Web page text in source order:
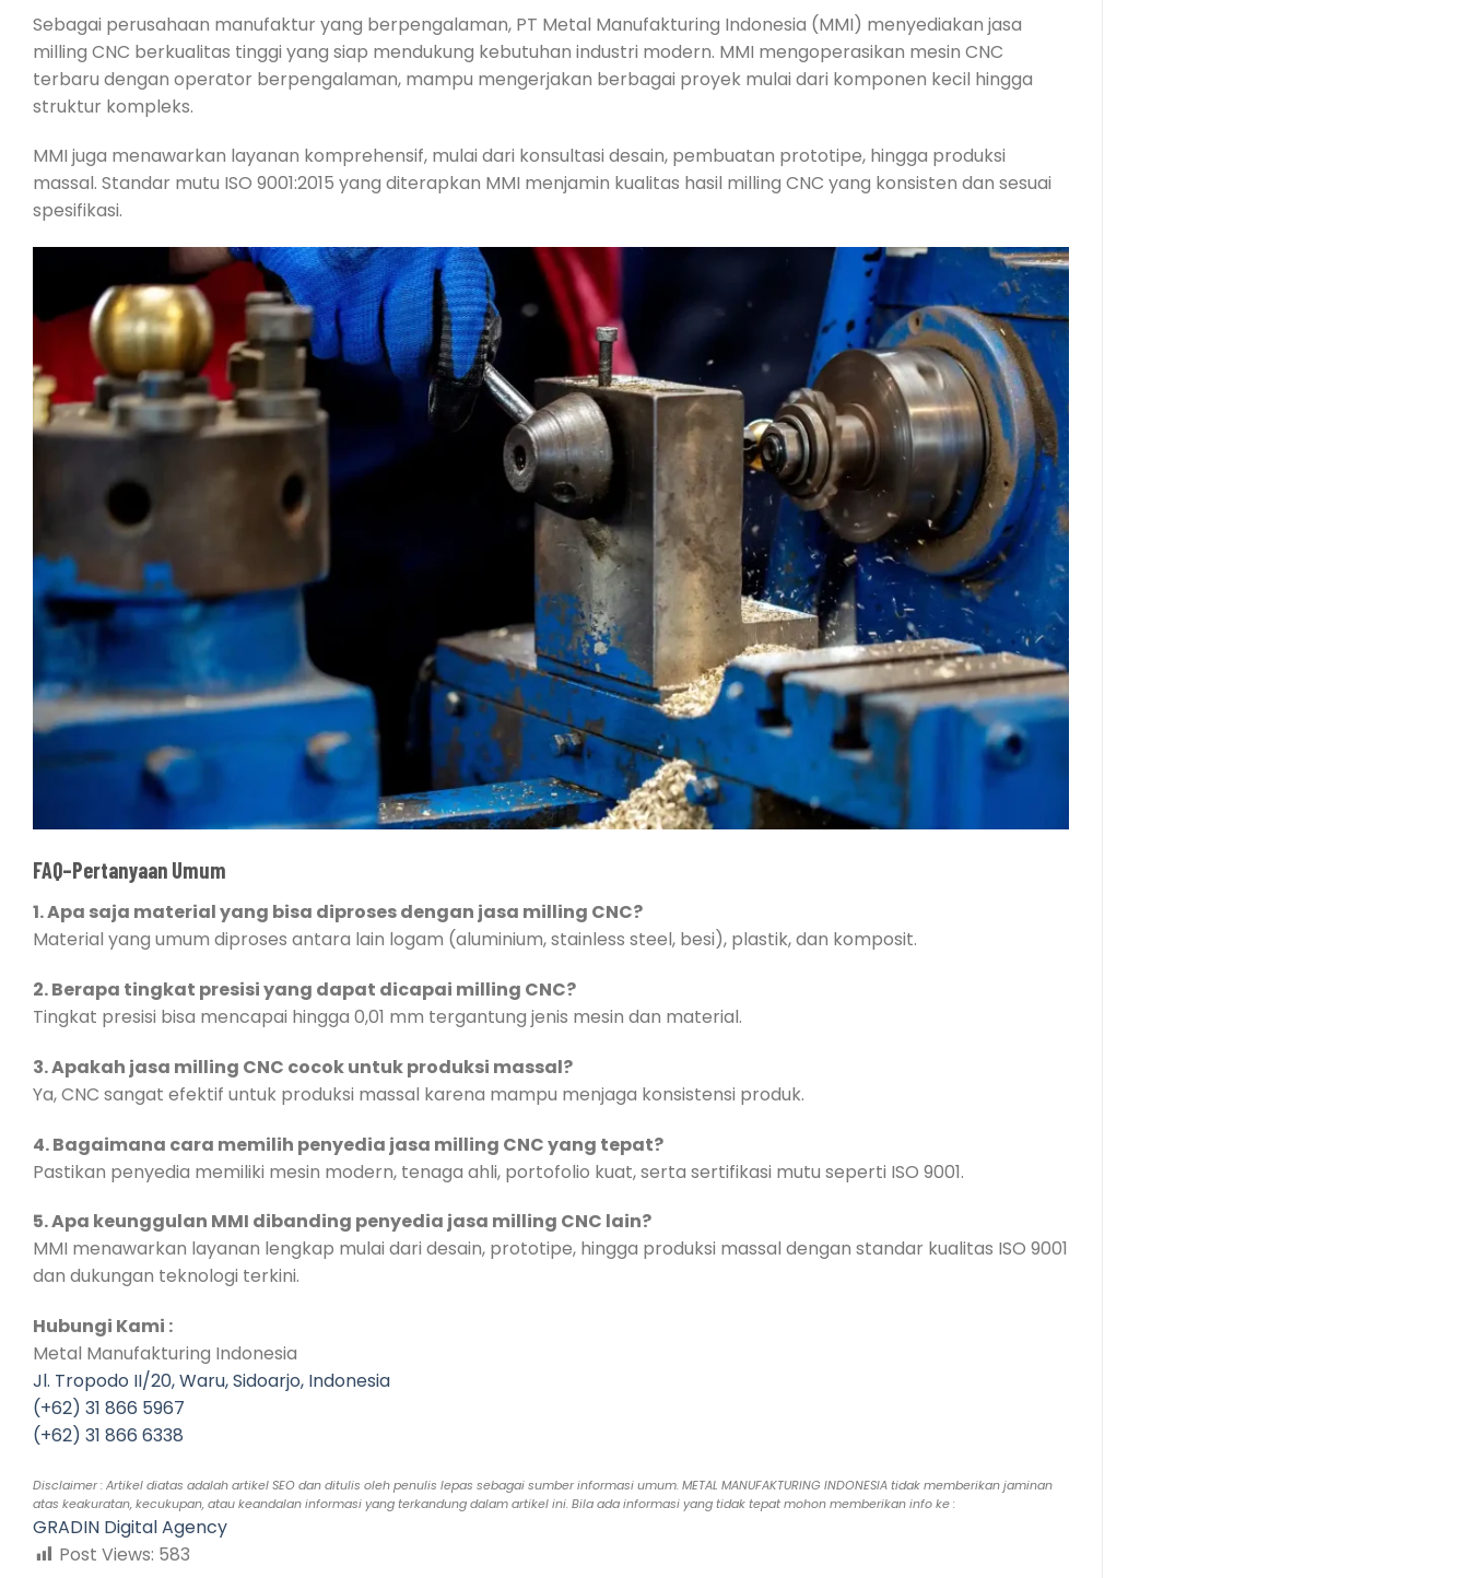
Sebagai perusahaan manufaktur yang berpengalaman, PT Metal Manufakturing Indonesia (MMI) menyediakan jasa
milling CNC berkualitas tinggi yang siap mendukung kebutuhan industri modern. MMI mengoperasikan mesin CNC
terbaru dengan operator berpengalaman, mampu mengerjakan berbagai proyek mulai dari komponen kecil hingga
struktur kompleks.
MMI juga menawarkan layanan komprehensif, mulai dari konsultasi desain, pembuatan prototipe, hingga produksi
massal. Standar mutu ISO 9001:2015 yang diterapkan MMI menjamin kualitas hasil milling CNC yang konsisten dan sesuai
spesifikasi.
FAQ–Pertanyaan Umum
1. Apa saja material yang bisa diproses dengan jasa milling CNC?
Material yang umum diproses antara lain logam (aluminium, stainless steel, besi), plastik, dan komposit.
2. Berapa tingkat presisi yang dapat dicapai milling CNC?
Tingkat presisi bisa mencapai hingga 0,01 mm tergantung jenis mesin dan material.
3. Apakah jasa milling CNC cocok untuk produksi massal?
Ya, CNC sangat efektif untuk produksi massal karena mampu menjaga konsistensi produk.
4. Bagaimana cara memilih penyedia jasa milling CNC yang tepat?
Pastikan penyedia memiliki mesin modern, tenaga ahli, portofolio kuat, serta sertifikasi mutu seperti ISO 9001.
5. Apa keunggulan MMI dibanding penyedia jasa milling CNC lain?
MMI menawarkan layanan lengkap mulai dari desain, prototipe, hingga produksi massal dengan standar kualitas ISO 9001
dan dukungan teknologi terkini.
Hubungi Kami :
Metal Manufakturing Indonesia
Jl. Tropodo II/20, Waru, Sidoarjo, Indonesia
(+62) 31 866 5967
(+62) 31 866 6338
Disclaimer : Artikel diatas adalah artikel SEO dan ditulis oleh penulis lepas sebagai sumber informasi umum. METAL MANUFAKTURING INDONESIA tidak memberikan jaminan
atas keakuratan, kecukupan, atau keandalan informasi yang terkandung dalam artikel ini. Bila ada informasi yang tidak tepat mohon memberikan info ke :
GRADIN Digital Agency
Post Views: 583